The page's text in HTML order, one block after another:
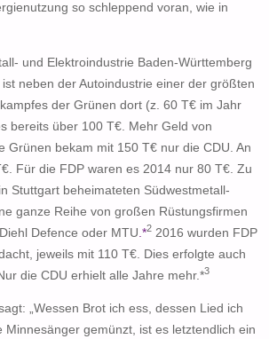
so schleppend voran, wie in
und Elektroindustrie Baden-Württemberg
neben der Autoindustrie einer der größten
der Grünen dort (z. 60 T€ im Jahr
bereits über 100 T€. Mehr Geld von
Grünen bekam mit 150 T€ nur die CDU. An
Für die FDP waren es 2014 nur 80 T€. Zu
Stuttgart beheimateten Südwestmetall-
ganze Reihe von großen Rüstungsfirmen
Defence oder MTU .*22016 wurden FDP
jeweils mit 110 T€. Dies erfolgte auch
die CDU erhielt alle Jahre mehr.*3
„Wessen Brot ich ess, dessen Lied ich
Minnesänger gemünzt, ist es letztendlich ein